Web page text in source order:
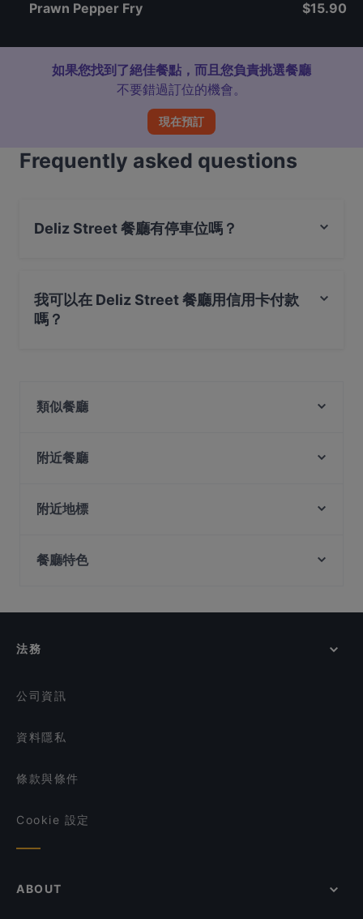
Prawn Pepper Fry $15.90
如果您找到了絕佳餐點，而且您負責挑選餐廳
不要錯過訂位的機會。
現在預訂
Frequently asked questions
Deliz Street 餐廳有停車位嗎？
我可以在 Deliz Street 餐廳用信用卡付款
嗎？
類似餐廳
BFF Fusion Fare 黄河美食 - Bukit Merah
OK Chicken Rice & Humfull Laksa - Lengkok Bahru
Ida's Bar
附近餐廳
NOSH - Henderson
Red Sparrow
Knots Cafe and Living - Pasir Panjang
附近地標
Fort Canning Park, 新加坡
餐廳特色
在 新加坡 的 清真飲食
法務
公司資訊
資料隱私
條款與條件
Cookie 設定
ABOUT